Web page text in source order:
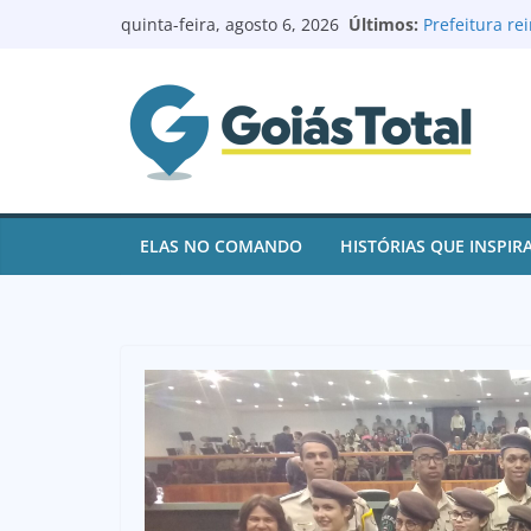
quinta-feira, agosto 6, 2026 Últimos: Prefeitura
de contas e
juros
Goianésia
após ações
Renovação
Batista à
e ajuda
ELAS NO COMANDO HISTÓRIAS QUE